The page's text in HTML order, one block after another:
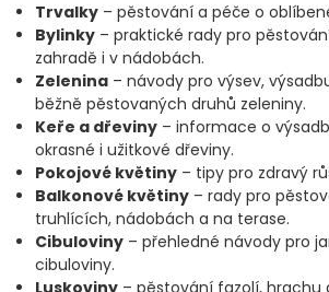
Trvalky – pěstování a péče o
Bylinky – praktické rady pro
zahradě i v nádobách.
Zelenina – návody pro výsev,
běžně pěstovaných druhů zeleniny.
Keře a dřeviny – informace o
okrasné i užitkové dřeviny.
Pokojové květiny – tipy pro zdravý
Balkonové květiny – rady pro
truhlících, nádobách a na terase.
Cibuloviny – přehledné návody pro
cibuloviny.
Luskoviny – pěstování fazolí, hrachu